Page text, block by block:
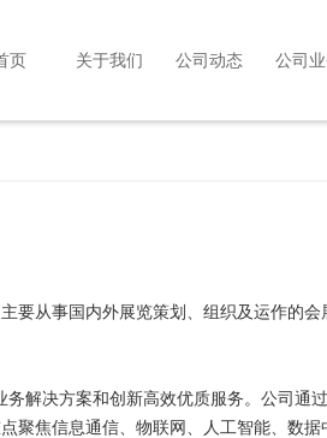
页 关于我们 公司动态 公司
事国内外展览策划、组织及运作的会
决方案和创新高效优质服务。公司通
焦信息通信、物联网、人工智能、数